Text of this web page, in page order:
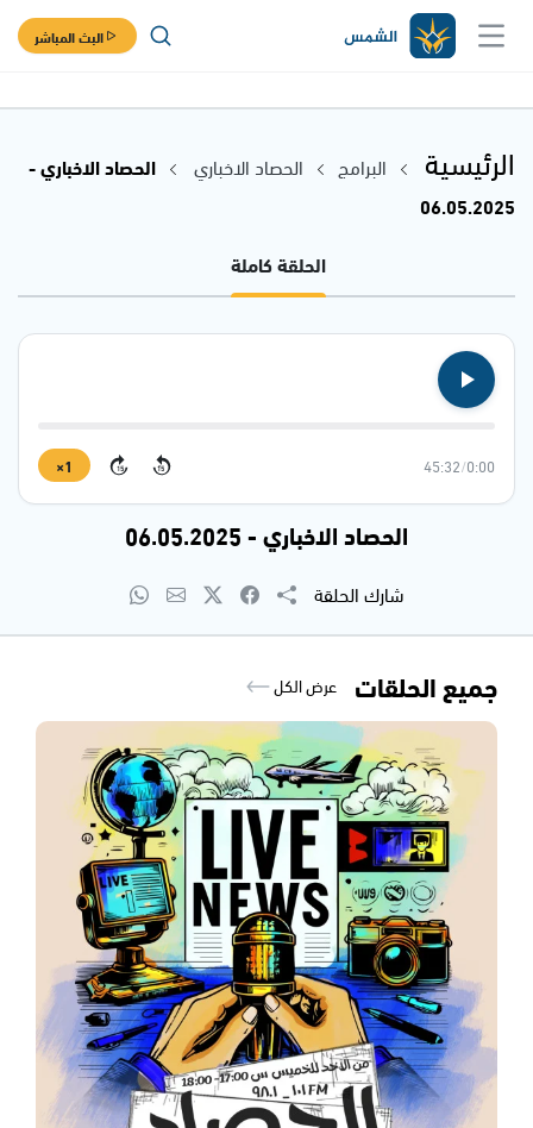
البث المباشر
الرئيسية البرامج الحصاد الاخباري
الحصاد الاخباري -
06.05.2025
الحلقة كاملة
0:00
/
45:32
15
15
1×
الحصاد الاخباري - 06.05.2025
شارك الحلقة
جميع الحلقات عرض الكل